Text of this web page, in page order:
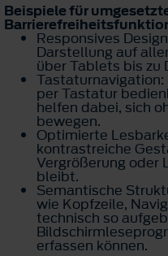
Beispiele für
Responsives
Darstellung auf
über Tablets bis
per Tastatur
helfen dabei, sich
bewegen.
Optimierte
kontrastreiche
Vergrößerung oder
bleibt.
Semantische
wie Kopfzeile,
technisch so
erfassen können.